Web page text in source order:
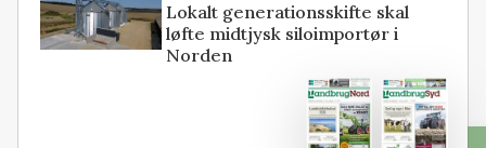
Lokalt generationsskifte skal
løfte midtjysk siloimportør i
Norden